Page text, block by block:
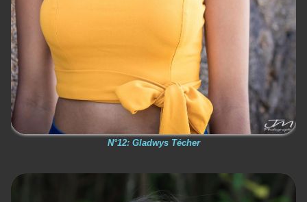
N°12: Gladwys Técher